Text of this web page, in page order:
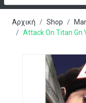
Αρχική Shop
Attack On Titan Gn